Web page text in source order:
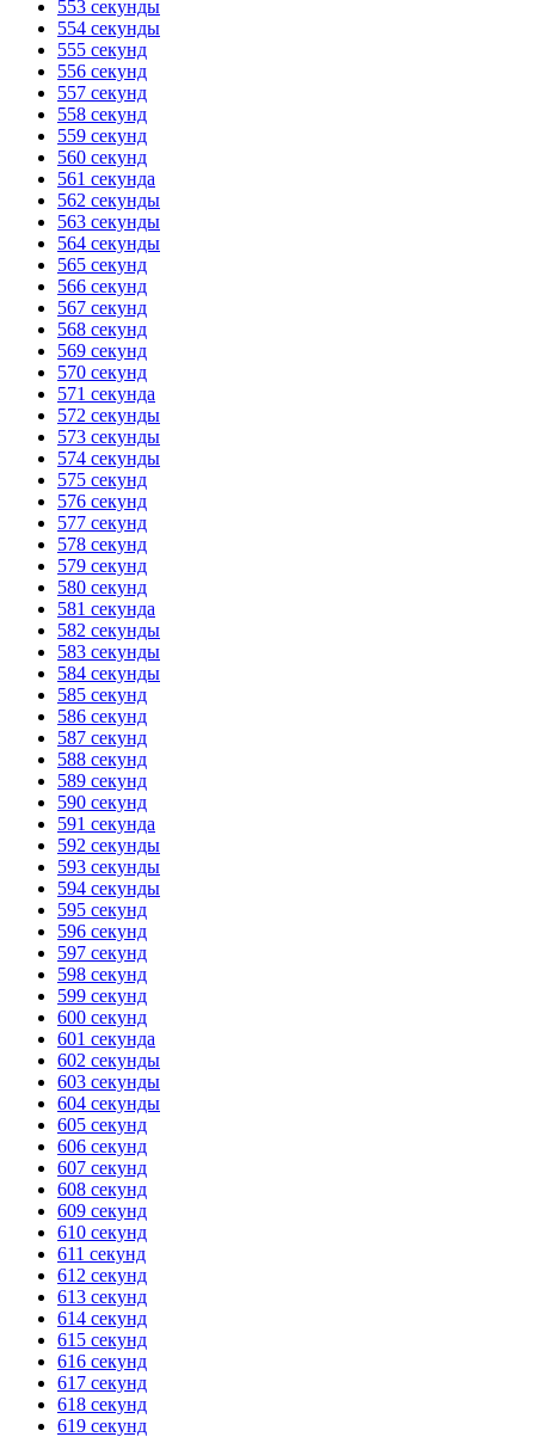
HANDY TIMERS
553 секунды
554 секунды
555 секунд
556 секунд
557 секунд
558 секунд
559 секунд
560 секунд
561 секунда
562 секунды
563 секунды
564 секунды
565 секунд
566 секунд
567 секунд
568 секунд
569 секунд
570 секунд
571 секунда
572 секунды
573 секунды
574 секунды
575 секунд
576 секунд
577 секунд
578 секунд
579 секунд
580 секунд
581 секунда
582 секунды
583 секунды
584 секунды
585 секунд
586 секунд
587 секунд
588 секунд
589 секунд
590 секунд
591 секунда
592 секунды
593 секунды
594 секунды
595 секунд
596 секунд
597 секунд
598 секунд
599 секунд
600 секунд
601 секунда
602 секунды
603 секунды
604 секунды
605 секунд
606 секунд
607 секунд
608 секунд
609 секунд
610 секунд
611 секунд
612 секунд
613 секунд
614 секунд
615 секунд
616 секунд
617 секунд
618 секунд
619 секунд